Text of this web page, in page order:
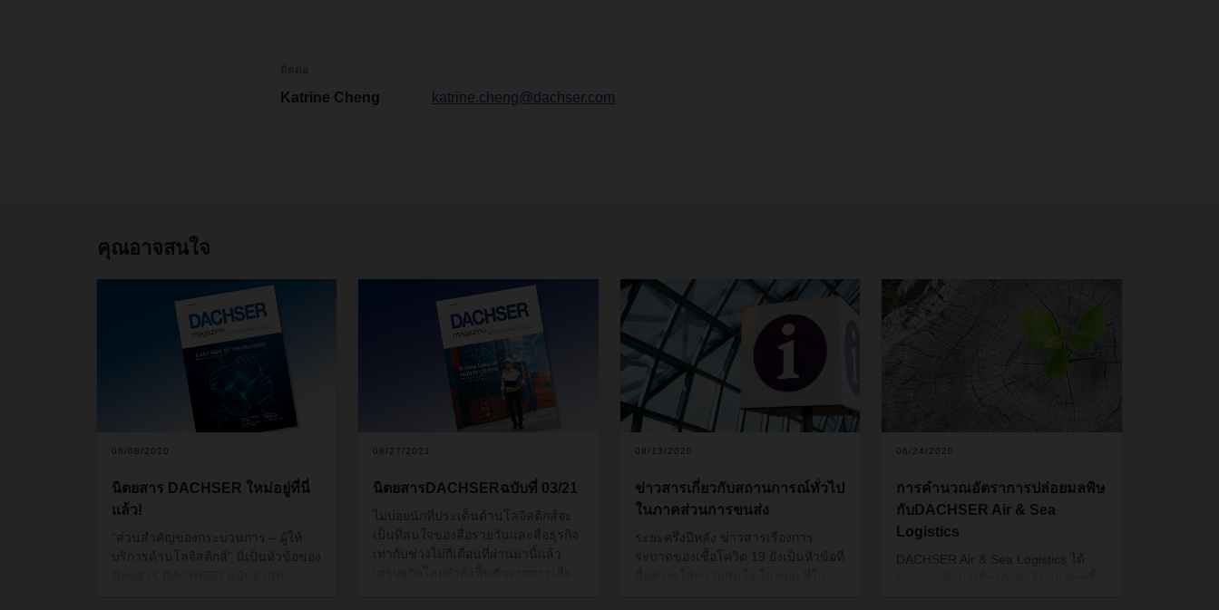
ติดต่อ
Katrine Cheng katrine.cheng@dachser.com
คุณอาจสนใจ
06/08/2020
นิตยสาร DACHSER ใหม่อยู่ที่นี่
แล้ว!
“ ส่วนสำคัญของกระบวนการ
ผู้ให้
บริการด้านโลจิสติกส์
”
นี่เป็นหัวข้อของ
09/27/2021
นิตยสารDACHSERฉบับที่ 03/21
ไม่บ่อยนักที่ประเด็นด้านโลจิสติกส์จะ
เป็นที่สนใจของสื่อรายวันและสื่อธุรกิจ
เท่ากับช่วงไม่กี่เดือนที่ผ่านมานี้แล้ว
08/13/2020
ข่าวสารเกี่ยวกับสถานการณ์ทั่วไป
ในภาคส่วนการขนส่ง
ระยะครึ่งปีหลัง ข่าวสารเรื่องการ
ระบาดของเชื้อโควิด 19 ยังเป็นหัวข้อที่
06/24/2020
การคำนวณอัตราการปล่อยมลพิษ
กับDACHSER Air & Sea
Logistics
DACHSER Air & Sea Logistics ได้